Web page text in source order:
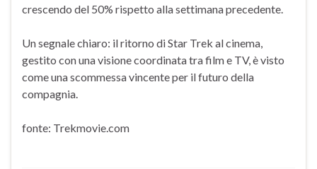
crescendo del 50% rispetto alla settimana precedente.
Un segnale chiaro: il ritorno di Star Trek al cinema,
gestito con una visione coordinata tra film e TV, è visto
come una scommessa vincente per il futuro della
compagnia.
fonte: Trekmovie.com